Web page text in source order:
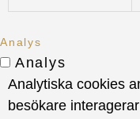
Analys
Analys
Analytiska cookies
besökare